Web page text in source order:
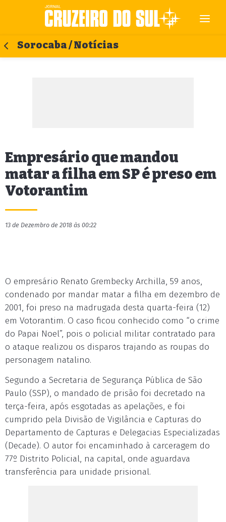
Sorocaba / Notícias
Empresário que mandou
matar a filha em SP é preso em
Votorantim
13 de Dezembro de 2018 às 00:22
O empresário Renato Grembecky Archilla, 59 anos,
condenado por mandar matar a filha em dezembro de
2001, foi preso na madrugada desta quarta-feira (12)
em Votorantim. O caso ficou conhecido como “o crime
do Papai Noel”, pois o policial militar contratado para
o ataque realizou os disparos trajando as roupas do
personagem natalino.
Segundo a Secretaria de Segurança Pública de São
Paulo (SSP), o mandado de prisão foi decretado na
terça-feira, após esgotadas as apelações, e foi
cumprido pela Divisão de Vigilância e Capturas do
Departamento de Capturas e Delegacias Especializadas
(Decade). O autor foi encaminhado à carceragem do
77º Distrito Policial, na capital, onde aguardava
transferência para unidade prisional.